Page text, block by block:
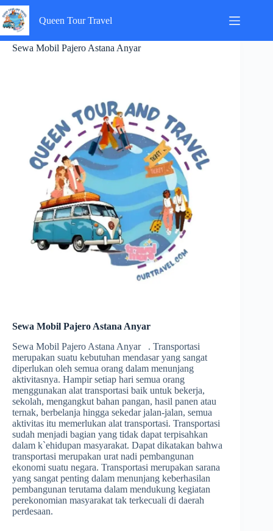
Skip
to
content
Queen Tour Travel
Sewa Mobil Pajero Astana Anyar
Sewa Mobil Pajero Astana Anyar
Sewa Mobil Pajero Astana Anyar . Transportasi
merupakan suatu kebutuhan mendasar yang sangat
diperlukan oleh semua orang dalam menunjang
aktivitasnya. Hampir setiap hari semua orang
menggunakan alat transportasi baik untuk bekerja,
sekolah, mengangkut bahan pangan, hasil panen atau
ternak, berbelanja hingga sekedar jalan-jalan, semua
aktivitas itu memerlukan alat transportasi. Transportasi
sudah menjadi bagian yang tidak dapat terpisahkan
dalam k`ehidupan masyarakat. Dapat dikatakan bahwa
transportasi merupakan urat nadi pembangunan
ekonomi suatu negara. Transportasi merupakan sarana
yang sangat penting dalam menunjang keberhasilan
pembangunan terutama dalam mendukung kegiatan
perekonomian masyarakat tak terkecuali di daerah
perdesaan.